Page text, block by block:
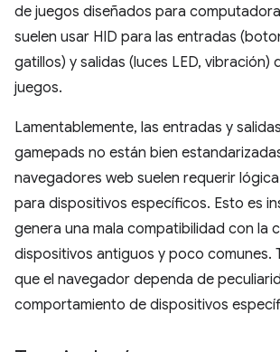
de juegos diseñados para
suelen usar HID para las entradas
gatillos) y salidas (luces LED, vibración)
juegos.
Lamentablemente, las entradas y
gamepads no están bien
navegadores web suelen requerir
para dispositivos específicos. Esto es
genera una mala compatibilidad con la
dispositivos antiguos y poco comunes.
que el navegador dependa de
comportamiento de dispositivos